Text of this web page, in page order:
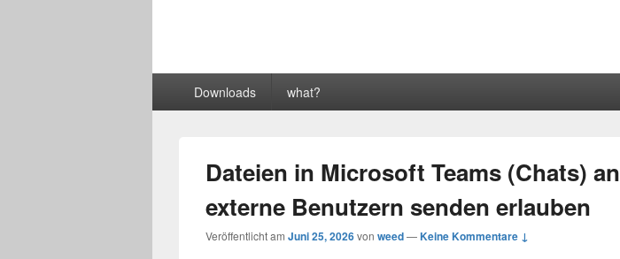
Downloads what?
Dateien in Microsoft Teams (Chats) an
externe Benutzern senden erlauben
Veröffentlicht am Juni 25, 2026von weed—Keine Kommentare ↓